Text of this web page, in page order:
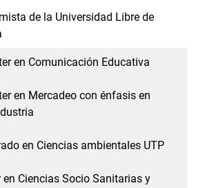
de la Universidad Libre de
en Comunicación Educativa
en Mercadeo con énfasis en
en Ciencias ambientales UTP
en Ciencias Socio Sanitarias y